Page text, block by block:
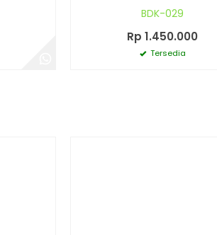
BDK-029
Rp 1.450.000
Tersedia